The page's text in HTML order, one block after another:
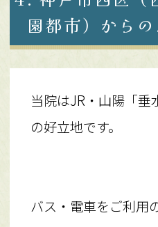
園都市）から
当院はJR・山陽「垂
の好立地です。
バス・電車をご利用